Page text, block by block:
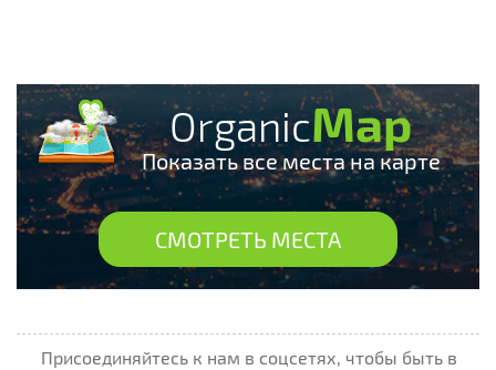
OrganicMap
Показать все места на карте
СМОТРЕТЬ МЕСТА
Присоединяйтесь к нам в соцсетях, чтобы быть в